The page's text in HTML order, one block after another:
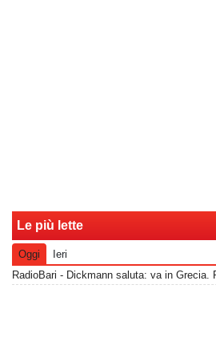
Le più lette
Oggi
Ieri